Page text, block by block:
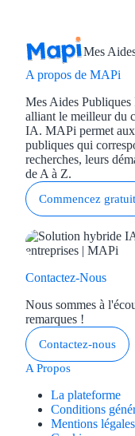
Mes
A propos de MAPi
Mes Aides
alliant le meilleur du
IA. MAPi permet aux
publiques qui
recherches, leurs
de A à Z.
Commencez
Contactez-Nous
Nous sommes à
remarques !
Contactez-nous
A Propos
La plateforme
Conditions
Mentions légales